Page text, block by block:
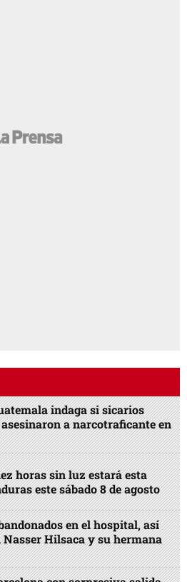
indaga si sicarios
a narcotraficante en
horas sin luz estará esta
este sábado 8 de agosto
en el hospital, así
Nasser Hilsaca y su hermana